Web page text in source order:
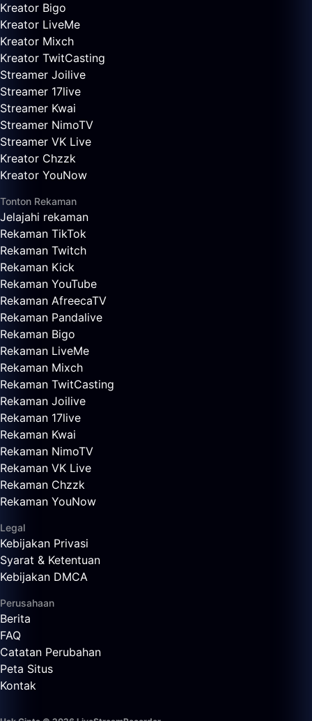
Kreator Bigo
Kreator LiveMe
Kreator Mixch
Kreator TwitCasting
Streamer Joilive
Streamer 17live
Streamer Kwai
Streamer NimoTV
Streamer VK Live
Kreator Chzzk
Kreator YouNow
Tonton Rekaman
Jelajahi rekaman
Rekaman TikTok
Rekaman Twitch
Rekaman Kick
Rekaman YouTube
Rekaman AfreecaTV
Rekaman Pandalive
Rekaman Bigo
Rekaman LiveMe
Rekaman Mixch
Rekaman TwitCasting
Rekaman Joilive
Rekaman 17live
Rekaman Kwai
Rekaman NimoTV
Rekaman VK Live
Rekaman Chzzk
Rekaman YouNow
Legal
Kebijakan Privasi
Syarat & Ketentuan
Kebijakan DMCA
Perusahaan
Berita
FAQ
Catatan Perubahan
Peta Situs
Kontak